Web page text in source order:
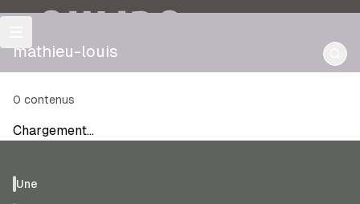
OULIPO
mathieu-louis
0 contenus
Chargement…
Une